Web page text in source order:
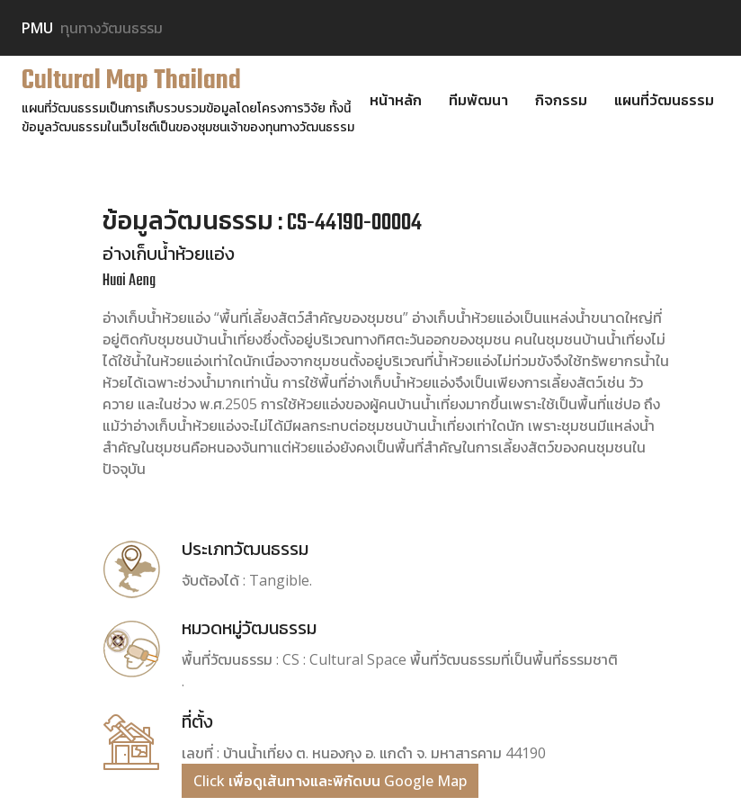
PMU ทุนทางวัฒนธรรม
Cultural Map Thailand
แผนที่วัฒนธรรมเป็นการเก็บรวบรวมข้อมูลโดยโครงการวิจัย ทั้งนี้
ข้อมูลวัฒนธรรมในเว็บไซต์เป็นของชุมชนเจ้าของทุนทางวัฒนธรรม
หน้าหลัก ทีมพัฒนา กิจกรรม แผนที่วัฒนธรรม
ข้อมูลวัฒนธรรม : CS-44190-00004
อ่างเก็บน้ำห้วยแอ่ง
Huai Aeng
อ่างเก็บน้ำห้วยแอ่ง “พื้นที่เลี้ยงสัตว์สำคัญของชุมชน” อ่างเก็บน้ำห้วยแอ่งเป็นแหล่งน้ำขนาดใหญ่ที่
อยู่ติดกับชุมชนบ้านน้ำเที่ยงซึ่งตั้งอยู่บริเวณทางทิศตะวันออกของชุมชน คนในชุมชนบ้านน้ำเที่ยงไม่
ได้ใช้น้ำในห้วยแอ่งเท่าใดนักเนื่องจากชุมชนตั้งอยู่บริเวณที่น้ำห้วยแอ่งไม่ท่วมขังจึงใช้ทรัพยากรน้ำใน
ห้วยได้เฉพาะช่วงน้ำมากเท่านั้น การใช้พื้นที่อ่างเก็บน้ำห้วยแอ่งจึงเป็นเพียงการเลี้ยงสัตว์เช่น วัว
ควาย และในช่วง พ.ศ.2505 การใช้ห้วยแอ่งของผู้คนบ้านน้ำเที่ยงมากขึ้นเพราะใช้เป็นพื้นที่แช่ปอ ถึง
แม้ว่าอ่างเก็บน้ำห้วยแอ่งจะไม่ได้มีผลกระทบต่อชุมชนบ้านน้ำเที่ยงเท่าใดนัก เพราะชุมชนมีแหล่งน้ำ
สำคัญในชุมชนคือหนองจันทาแต่ห้วยแอ่งยังคงเป็นพื้นที่สำคัญในการเลี้ยงสัตว์ของคนชุมชนใน
ปัจจุบัน
ประเภทวัฒนธรรม
จับต้องได้ : Tangible.
หมวดหมู่วัฒนธรรม
พื้นที่วัฒนธรรม : CS : Cultural Space พื้นที่วัฒนธรรมที่เป็นพื้นที่ธรรมชาติ
.
ที่ตั้ง
เลขที่ : บ้านน้ำเที่ยง ต. หนองกุง อ. แกดำ จ. มหาสารคาม 44190
Click เพื่อดูเส้นทางและพิกัดบน Google Map